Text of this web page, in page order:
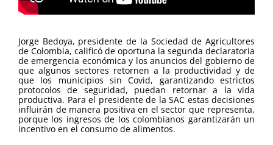
Jorge Bedoya, presidente de la Sociedad de Agricultores
de Colombia, calificó de oportuna la segunda declaratoria
de emergencia económica y los anuncios del gobierno de
que algunos sectores retornen a la productividad y de
que los municipios sin Covid, garantizando estrictos
protocolos de seguridad, puedan retornar a la vida
productiva. Para el presidente de la SAC estas decisiones
influirán de manera positiva en el sector que representa,
porque los ingresos de los colombianos garantizarán un
incentivo en el consumo de alimentos.